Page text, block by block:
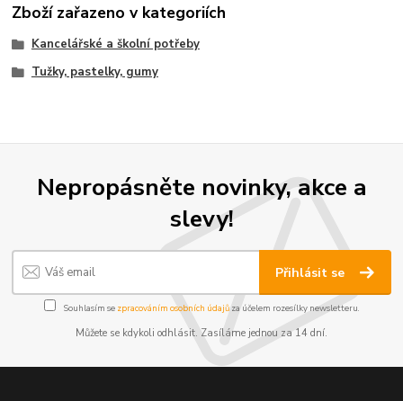
Zboží zařazeno v kategoriích
Kancelářské a školní potřeby
Tužky, pastelky, gumy
Nepropásněte novinky, akce a
slevy!
Přihlásit se
Souhlasím se zpracováním osobních údajůza účelem rozesílky newsletteru.
Můžete se kdykoli odhlásit. Zasíláme jednou za 14 dní.